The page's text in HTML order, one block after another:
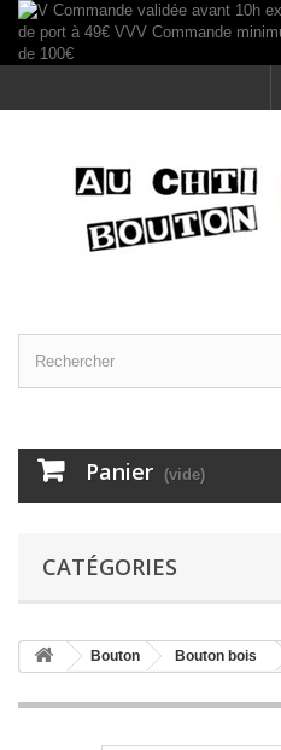
Panier (vide)
CATÉGORIES
Bouton Bouton bois